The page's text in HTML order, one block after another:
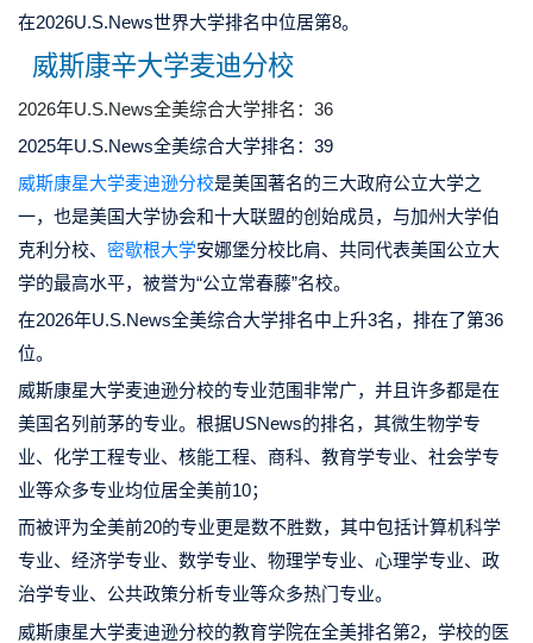
在2026U.S.News世界大学排名中位居第8。
威斯康辛大学麦迪分校
2026年U.S.News全美综合大学排名：36
2025年U.S.News全美综合大学排名：39
威斯康星大学麦迪逊分校是美国著名的三大政府公立大学之
一，也是美国大学协会和十大联盟的创始成员，与加州大学伯
克利分校、 密歇根大学安娜堡分校比肩、共同代表美国公立大
学的最高水平，被誉为“公立常春藤”名校。
在2026年U.S.News全美综合大学排名中上升3名，排在了第36
位。
威斯康星大学麦迪逊分校的专业范围非常广，并且许多都是在
美国名列前茅的专业。根据USNews的排名，其微生物学专
业、化学工程专业、核能工程、商科、教育学专业、社会学专
业等众多专业均位居全美前10；
而被评为全美前20的专业更是数不胜数，其中包括计算机科学
专业、经济学专业、数学专业、物理学专业、心理学专业、政
治学专业、公共政策分析专业等众多热门专业。
威斯康星大学麦迪逊分校的教育学院在全美排名第2，学校的医